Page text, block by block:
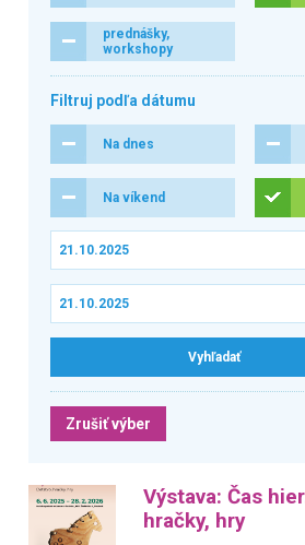
prednášky,
workshopy
Filtruj podľa dátumu
Na dnes
Na víkend
Zrušiť výber
Výstava: Čas
hračky, hry